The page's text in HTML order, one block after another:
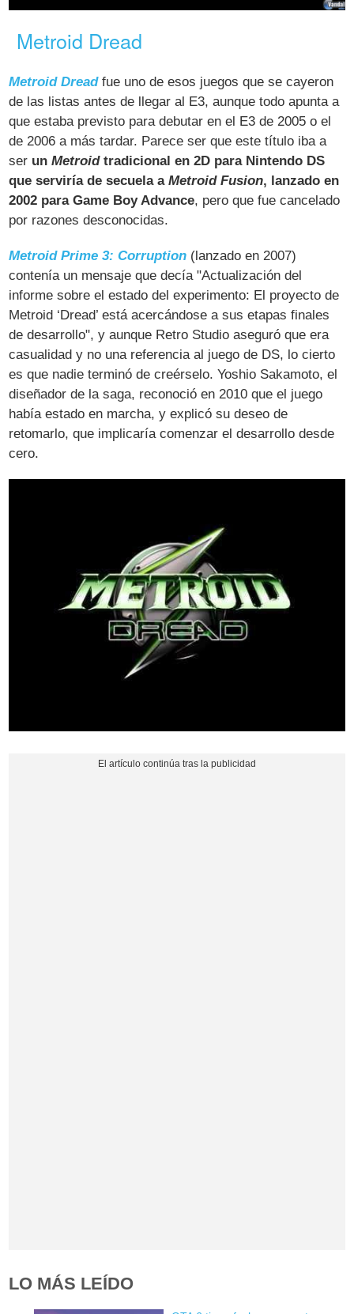
Metroid Dread
Metroid Dreadfue uno de esos juegos que se cayeron
de las listas antes de llegar al E3, aunque todo apunta a
que estaba previsto para debutar en el E3 de 2005 o el
de 2006 a más tardar. Parece ser que este título iba a
ser unMetroidtradicional en 2D para Nintendo DS
que serviría de secuela aMetroid Fusion, lanzado en
2002 para Game Boy Advance, pero que fue cancelado
por razones desconocidas.
Metroid Prime 3: Corruption (lanzado en 2007)
contenía un mensaje que decía "Actualización del
informe sobre el estado del experimento: El proyecto de
Metroid ‘Dread’ está acercándose a sus etapas finales
de desarrollo", y aunque Retro Studio aseguró que era
casualidad y no una referencia al juego de DS, lo cierto
es que nadie terminó de creérselo. Yoshio Sakamoto, el
diseñador de la saga, reconoció en 2010 que el juego
había estado en marcha, y explicó su deseo de
retomarlo, que implicaría comenzar el desarrollo desde
cero.
LO MÁS LEÍDO